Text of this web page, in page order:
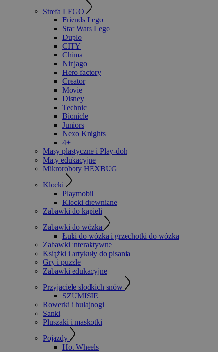
Strefa LEGO
Friends Lego
Star Wars Lego
Duplo
CITY
Chima
Ninjago
Hero factory
Creator
Movie
Disney
Technic
Bionicle
Juniors
Nexo Knights
4+
Masy plastyczne i Play-doh
Maty edukacyjne
Mikroroboty HEXBUG
Klocki
Playmobil
Klocki drewniane
Zabawki do kąpieli
Zabawki do wózka
Łuki do wózka i grzechotki do wózka
Zabawki interaktywne
Książki i artykuły do pisania
Gry i puzzle
Zabawki edukacyjne
Przyjaciele słodkich snów
SZUMISIE
Rowerki i hulajnogi
Sanki
Pluszaki i maskotki
Pojazdy
Hot Wheels